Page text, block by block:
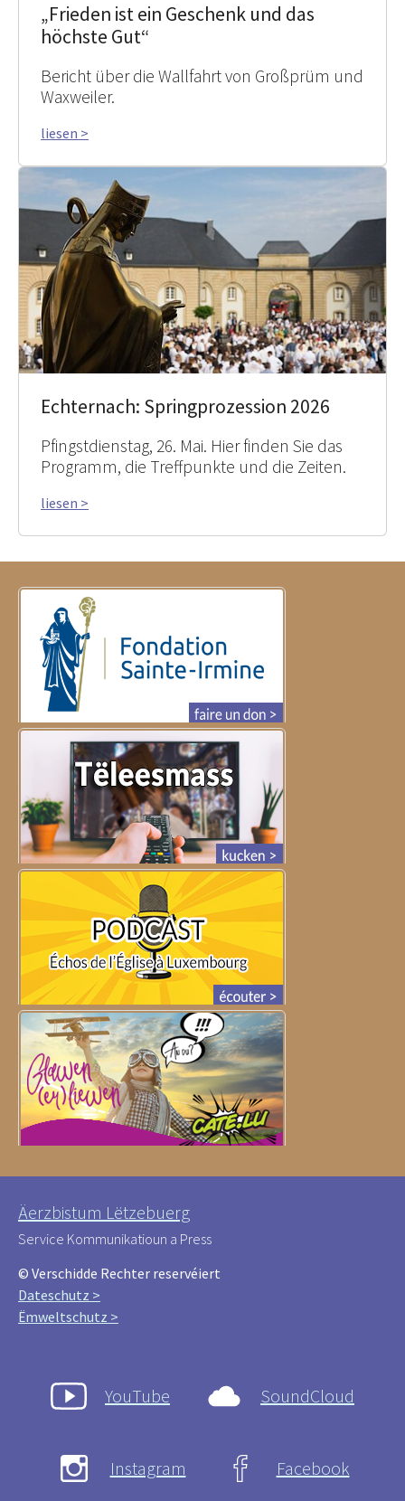
„Frieden ist ein Geschenk und das
höchste Gut“
Bericht über die Wallfahrt von Großprüm und
Waxweiler.
liesen >
Echternach: Springprozession 2026
Pfingstdienstag, 26. Mai. Hier finden Sie das
Programm, die Treffpunkte und die Zeiten.
liesen >
Äerzbistum Lëtzebuerg
Service Kommunikatioun a Press
© Verschidde Rechter reservéiert
Dateschutz >
Ëmweltschutz >
YouTube SoundCloud
Instagram Facebook